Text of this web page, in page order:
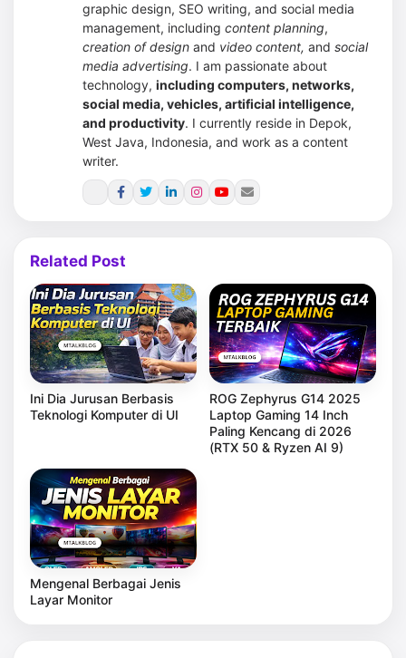
graphic design, SEO writing, and social media
management, including content planning,
creation of design and video content, and social
media advertising. I am passionate about
technology, including computers, networks,
social media, vehicles, artificial intelligence,
and productivity. I currently reside in Depok,
West Java, Indonesia, and work as a content
writer.
Related Post
Ini Dia Jurusan Berbasis
Teknologi Komputer di UI
ROG Zephyrus G14 2025
Laptop Gaming 14 Inch
Paling Kencang di 2026
(RTX 50 & Ryzen AI 9)
Mengenal Berbagai Jenis
Layar Monitor